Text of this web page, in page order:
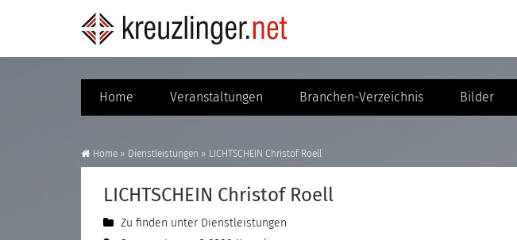
Home Veranstaltungen Branchen-Verzeichnis Bilder
Home » Dienstleistungen » LICHTSCHEIN Christof Roell
LICHTSCHEIN Christof Roell
Zu finden unter Dienstleistungen